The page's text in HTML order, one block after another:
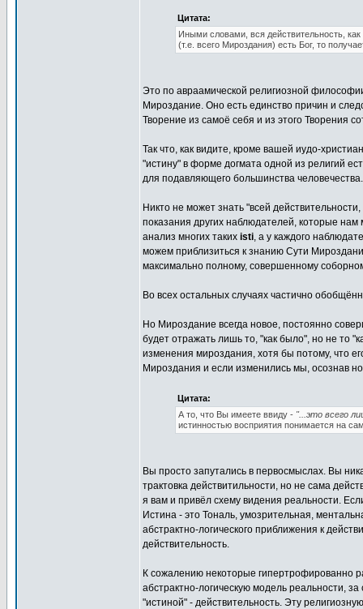
Цитата:
Иными словами, вся действительность,
(т.е. всего Мироздания) есть Бог, то
Это по авраамической религиозной
Мироздание. Оно есть единство причин и
Творение из самоё себя и из этого Творения
Так что, как видите, кроме вашей иудо-
"истину" в форме догмата одной из религий
для подавляющего большинства человечества.
Никто не может знать "всей
показания других наблюдателей, которые
анализ многих таких isti, а у каждого
можем приблизиться к знанию Сути
максимально полному, совершенному
Во всех остальных случаях частично
Но Мироздание всегда новое, постоянно
будет отражать лишь то, "как было", но не то
изменения мироздания, хотя бы потому, что
Мироздания и если изменились мы, осознав
Цитата:
А то, что Вы имеете ввиду - "...это всего
истинностью восприятия понимается на
Вы просто запутались в первосмыслах. Вы
трактовка действитильности, но не сама
я вам и привёл схему видения реальности.
Истина - это Тональ, умозрительная,
абстрактно-логического приближения к
действительность.
К сожалению некоторые гипертрофированно
абстрактно-логическую модель реальности,
"истиной" - действительность. Эту